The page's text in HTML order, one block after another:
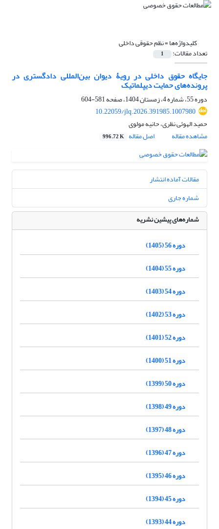
کلیدواژه‌ها =نظم حقوقی داخلی
تعداد مقالات: 1
جایگاه حقوق داخلی در رویۀ دیوان بین‌المللی دادگستری در
پرونده‌های حمایت دیپلماتیک
دوره 55، شماره 4، زمستان 1404، صفحه
581-604
10.22059/jlq.2026.391985.1007980
حمید الهوئی نظری، حانیه مولوی
مشاهده مقاله
اصل مقاله 996.72 K
مقالات آماده انتشار
شماره جاری
شماره‌های پیشین نشریه
دوره 56 (1405)
دوره 55 (1404)
دوره 54 (1403)
دوره 53 (1402)
دوره 52 (1401)
دوره 51 (1400)
دوره 50 (1399)
دوره 49 (1398)
دوره 48 (1397)
دوره 47 (1396)
دوره 46 (1395)
دوره 45 (1394)
دوره 44 (1393)